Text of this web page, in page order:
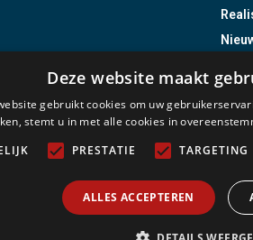
Algemene voorwaarden -
Deze website maakt
gebruikt cookies om uw
stemt u in met alle cookies in
PRESTATIE TARGETING
ALLES ACCEPTEREN